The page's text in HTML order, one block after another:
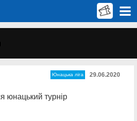
Юнацька ліга 29.06.2020